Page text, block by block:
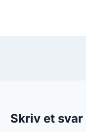
Skriv et svar